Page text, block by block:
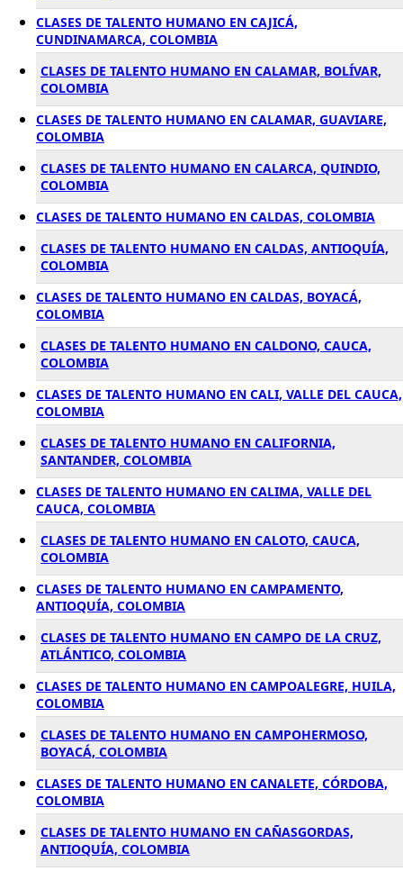
CLASES DE TALENTO HUMANO EN CAJICÁ,
CUNDINAMARCA, COLOMBIA
CLASES DE TALENTO HUMANO EN CALAMAR, BOLÍVAR,
COLOMBIA
CLASES DE TALENTO HUMANO EN CALAMAR, GUAVIARE,
COLOMBIA
CLASES DE TALENTO HUMANO EN CALARCA, QUINDIO,
COLOMBIA
CLASES DE TALENTO HUMANO EN CALDAS, COLOMBIA
CLASES DE TALENTO HUMANO EN CALDAS, ANTIOQUÍA,
COLOMBIA
CLASES DE TALENTO HUMANO EN CALDAS, BOYACÁ,
COLOMBIA
CLASES DE TALENTO HUMANO EN CALDONO, CAUCA,
COLOMBIA
CLASES DE TALENTO HUMANO EN CALI, VALLE DEL CAUCA,
COLOMBIA
CLASES DE TALENTO HUMANO EN CALIFORNIA,
SANTANDER, COLOMBIA
CLASES DE TALENTO HUMANO EN CALIMA, VALLE DEL
CAUCA, COLOMBIA
CLASES DE TALENTO HUMANO EN CALOTO, CAUCA,
COLOMBIA
CLASES DE TALENTO HUMANO EN CAMPAMENTO,
ANTIOQUÍA, COLOMBIA
CLASES DE TALENTO HUMANO EN CAMPO DE LA CRUZ,
ATLÁNTICO, COLOMBIA
CLASES DE TALENTO HUMANO EN CAMPOALEGRE, HUILA,
COLOMBIA
CLASES DE TALENTO HUMANO EN CAMPOHERMOSO,
BOYACÁ, COLOMBIA
CLASES DE TALENTO HUMANO EN CANALETE, CÓRDOBA,
COLOMBIA
CLASES DE TALENTO HUMANO EN CAÑASGORDAS,
ANTIOQUÍA, COLOMBIA